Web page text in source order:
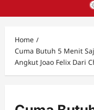
Home
Cuma Butuh 5 Menit
Angkut Joao Felix Dari